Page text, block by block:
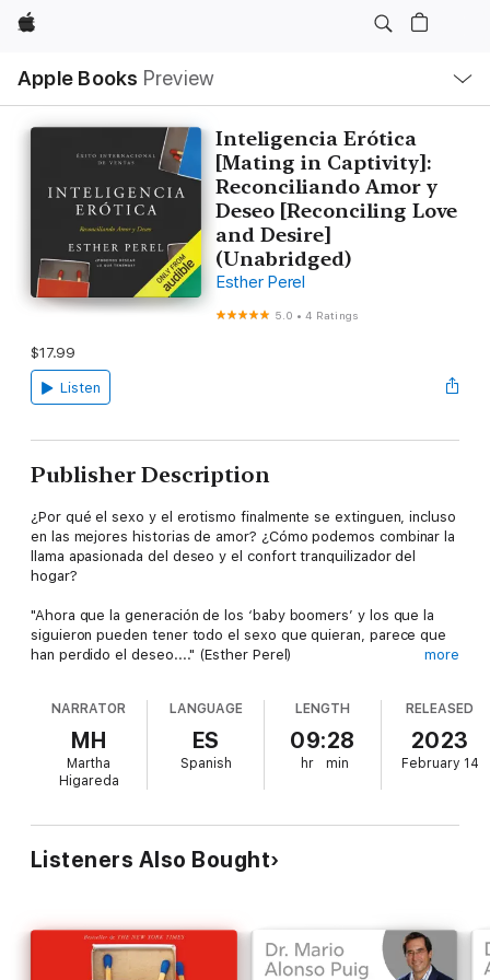
Apple
Apple Books Preview
Nav
Open
Menu
Inteligencia Erótica
[Mating in Captivity]:
Reconciliando Amor y
Deseo [Reconciling Love
and Desire]
(Unabridged)
Esther Perel
5.0 •4 Ratings
$17.99
Listen
Publisher Description
¿Por qué el sexo y el erotismo finalmente se extinguen, incluso
en las mejores historias de amor? ¿Cómo podemos combinar la
llama apasionada del deseo y el confort tranquilizador del
hogar?
"Ahora que la generación de los ‘baby boomers’ y los que la
siguieron pueden tener todo el sexo que quieran, parece que
han perdido el deseo...." (Esther Perel)
(heterosexuales, homosexuales, con o sin hijos y de todas las
edades), de que no hay fatalidad en el declive del deseo
amoroso, Esther Perel nos ofrece aquí un revolucionario
análisis de este fenómeno.
la necesidad de fusión y estabilidad de las parejas modernas,
profundamente contradictorias según ella con el deseo.
liberada para (re)encender la chispa del deseo. ¡Hace un
llamamiento al juego y a la imaginación para reintroducir el
riesgo en la seguridad, el misterio en lo familiar, para
more
NARRATOR
MH
Martha
Higareda
LANGUAGE
ES
Spanish
LENGTH
09:28
hr min
RELEASED
2023
February 14
Listeners Also Bought